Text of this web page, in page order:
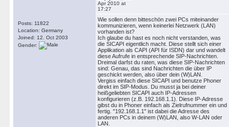
Posts: 11822
Location: Germany
Joined: 12. Oct 2003
Gender:
Apr 2010 at
17:27
Wie sollen denn bitteschön zwei PCs miteinander
kommunizieren, wenn keinerlei Netzwerk (LAN)
vorhanden ist?
Ich glaube du hast es noch nicht verstanden, was
die SICAPI eigentlich macht. Diese stellt sich einer
Applikation als CAPI (API für ISDN) dar und wandelt
diese Aufrufe in entsprechende SIP-Nachrichten.
Dreimal darfst du raten, was diese SIP-Nachrichten
sind: Genau, das sind Nachrichten die über IP
geschickt werden, also über dein (W)LAN.
Vergiss einfach diese SICAPI und benutze Phoner
direkt im SIP-Modus. Du musst ja bei deiner
heißgeliebten SICAPI auch IP-Adressen
konfigurieren (z.B. 192.168.1.1). Diese IP-Adresse
gibst du in Phoner einfach als Zielrufnummer ein und
fertig. "192.168.1.1" ist dabei die Adresse des
anderen PCs in deinem (W)LAN, also W-LAN oder
LAN.